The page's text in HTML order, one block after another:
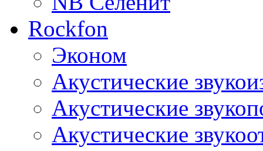
Rockfon
Эконом
Акустические
Акустические
Акустические